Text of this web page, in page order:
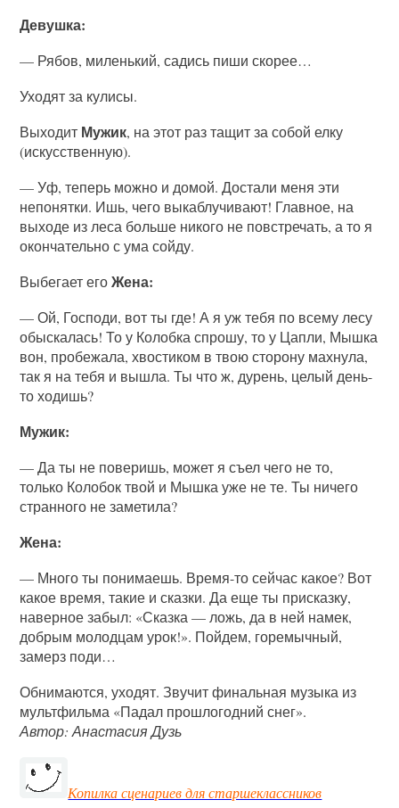
Девушка:
— Рябов, миленький, садись пиши скорее…
Уходят за кулисы.
Выходит Мужик, на этот раз тащит за собой елку
(искусственную).
— Уф, теперь можно и домой. Достали меня эти
непонятки. Ишь, чего выкаблучивают! Главное, на
выходе из леса больше никого не повстречать, а то я
окончательно с ума сойду.
Выбегает егоЖена:
— Ой, Господи, вот ты где! А я уж тебя по всему лесу
обыскалась! То у Колобка спрошу, то у Цапли, Мышка
вон, пробежала, хвостиком в твою сторону махнула,
так я на тебя и вышла. Ты что ж, дурень, целый день-
то ходишь?
Мужик:
— Да ты не поверишь, может я съел чего не то,
только Колобок твой и Мышка уже не те. Ты ничего
странного не заметила?
Жена:
— Много ты понимаешь. Время-то сейчас какое? Вот
какое время, такие и сказки. Да еще ты присказку,
наверное забыл: «Сказка — ложь, да в ней намек,
добрым молодцам урок!». Пойдем, горемычный,
замерз поди…
Обнимаются, уходят. Звучит финальная музыка из
мультфильма «Падал прошлогодний снег».
Автор: Анастасия Дузь
Копилка сценариев для старшеклассников